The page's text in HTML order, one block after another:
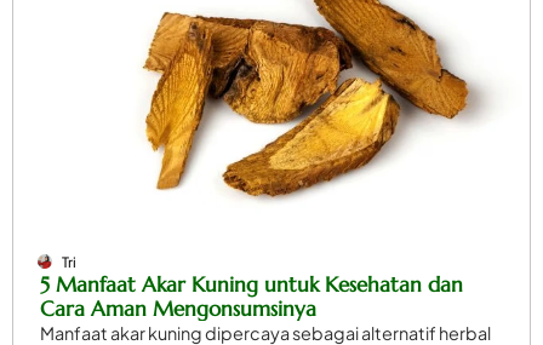
Tri
5 Manfaat Akar Kuning untuk Kesehatan dan
Cara Aman Mengonsumsinya
Manfaat akar kuning dipercaya sebagai alternatif herbal